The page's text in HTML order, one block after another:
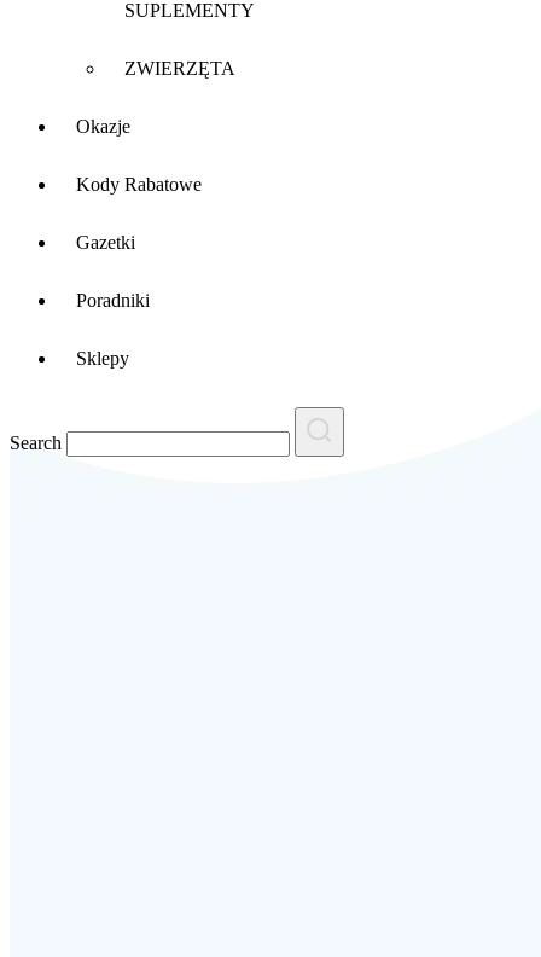
SUPLEMENTY
ZWIERZĘTA
Okazje
Kody Rabatowe
Gazetki
Poradniki
Sklepy
Search